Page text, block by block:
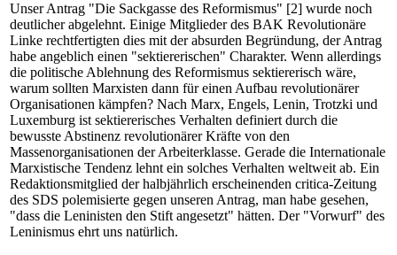
Unser Antrag "Die Sackgasse des Reformismus" [2] wurde noch
deutlicher abgelehnt. Einige Mitglieder des BAK Revolutionäre
Linke rechtfertigten dies mit der absurden Begründung, der Antrag
habe angeblich einen "sektiererischen" Charakter. Wenn allerdings
die politische Ablehnung des Reformismus sektiererisch wäre,
warum sollten Marxisten dann für einen Aufbau revolutionärer
Organisationen kämpfen? Nach Marx, Engels, Lenin, Trotzki und
Luxemburg ist sektiererisches Verhalten definiert durch die
bewusste Abstinenz revolutionärer Kräfte von den
Massenorganisationen der Arbeiterklasse. Gerade die Internationale
Marxistische Tendenz lehnt ein solches Verhalten weltweit ab. Ein
Redaktionsmitglied der halbjährlich erscheinenden critica-Zeitung
des SDS polemisierte gegen unseren Antrag, man habe gesehen,
"dass die Leninisten den Stift angesetzt" hätten. Der "Vorwurf" des
Leninismus ehrt uns natürlich.